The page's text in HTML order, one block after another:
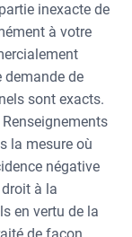
inexacte de
à votre
demande de
sont exacts.
la mesure où
négative
à la
en vertu de la